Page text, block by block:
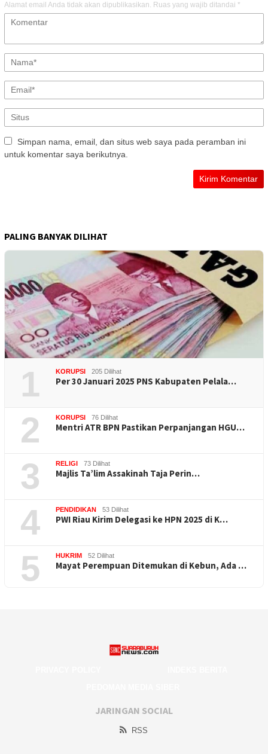
Alamat email Anda tidak akan dipublikasikan. Ruas yang wajib ditandai *
Simpan nama, email, dan situs web saya pada peramban ini
untuk komentar saya berikutnya.
PALING BANYAK DILIHAT
1 KORUPSI 205 Dilihat
Per 30 Januari 2025 PNS Kabupaten Pelala…
2 KORUPSI 76 Dilihat
Mentri ATR BPN Pastikan Perpanjangan HGU…
3 RELIGI 73 Dilihat
Majlis Ta’lim Assakinah Taja Perin…
4 PENDIDIKAN 53 Dilihat
PWI Riau Kirim Delegasi ke HPN 2025 di K…
5 HUKRIM 52 Dilihat
Mayat Perempuan Ditemukan di Kebun, Ada …
JARINGAN SOCIAL
RSS